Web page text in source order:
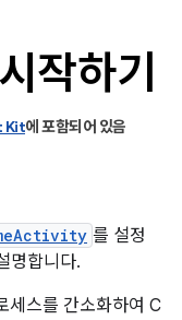
작하기
Kit에 포함되어 있음
를 설정
명합니다.
세스를 간소화하여 C